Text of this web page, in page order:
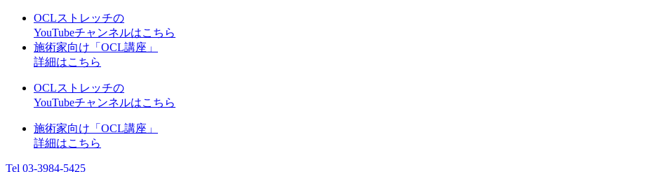
OCLストレッチの
YouTubeチャンネルはこちら
施術家向け「OCL講座」
詳細はこちら
OCLストレッチの
YouTubeチャンネルはこちら
施術家向け「OCL講座」
詳細はこちら
Tel 03-3984-5425